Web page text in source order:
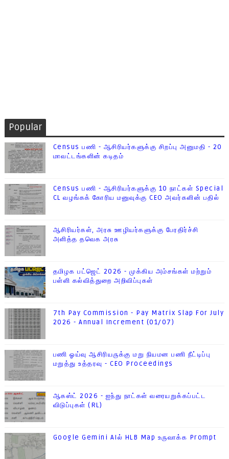
Popular
Census பணி - ஆசிரியர்களுக்கு சிறப்பு அனுமதி - 20
மாவட்டங்களின் கடிதம்
Census பணி - ஆசிரியர்களுக்கு 10 நாட்கள் Special
CL வழங்கக் கோரிய மனுவுக்கு CEO அவர்களின் பதில்
ஆசிரியர்கள், அரசு ஊழியர்களுக்கு பேரதிர்ச்சி
அளித்த தவெக அரசு
தமிழக பட்ஜெட் 2026 - முக்கிய அம்சங்கள் மற்றும்
பள்ளி கல்வித்துறை அறிவிப்புகள்
7th Pay Commission - Pay Matrix Slap For July
2026 - Annual Increment (01/07)
பணி ஓய்வு ஆசிரியருக்கு மறு நியமன பணி நீட்டிப்பு
மறுத்து உத்தரவு - CEO Proceedings
ஆகஸ்ட் 2026 - ஐந்து நாட்கள் வரையறுக்கப்பட்ட
விடுப்புகள் (RL)
Google Gemini AIல் HLB Map உருவாக்க Prompt